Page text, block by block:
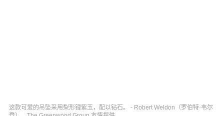
这款可爱的吊坠采用梨形锂紫玉，配以钻石。 - Robert Weldon（罗伯特·韦尔